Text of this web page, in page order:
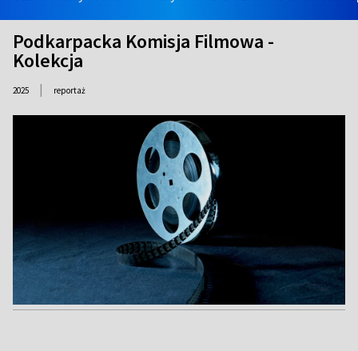
Podkarpacka Komisja Filmowa -
Kolekcja
2025 | reportaż